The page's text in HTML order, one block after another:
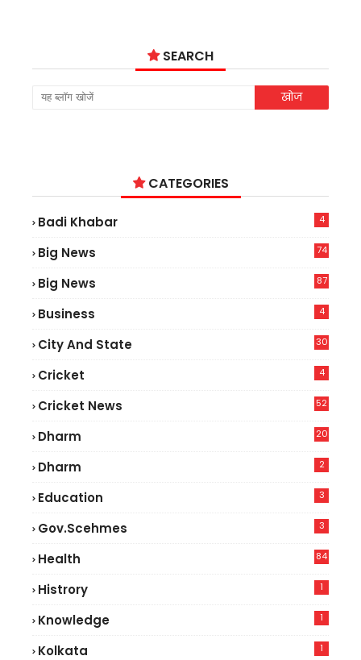
SEARCH
CATEGORIES
Badi Khabar 4
Big News
74
Big News
87
Business 4
City And State 30
Cricket 4
Cricket News
52
Dharm 20
Dharm 2
Education 3
Gov.scehmes 3
Health
84
Histrory 1
Knowledge 1
Kolkata 1